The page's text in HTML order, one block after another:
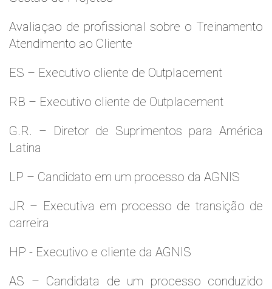
Avaliaçao de profissional sobre o Treinamento
Atendimento ao Cliente
ES – Executivo cliente de Outplacement
RB – Executivo cliente de Outplacement
G.R. – Diretor de Suprimentos para América
Latina
LP – Candidato em um processo da AGNIS
JR – Executiva em processo de transição de
carreira
HP - Executivo e cliente da AGNIS
AS – Candidata de um processo conduzido